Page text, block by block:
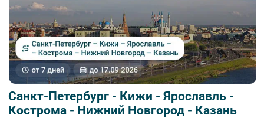
Санкт-Петербург - Кижи - Ярославль -
Кострома - Нижний Новгород - Казань